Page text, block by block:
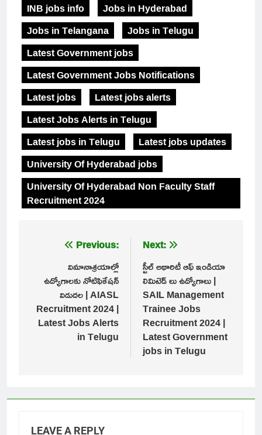
INB jobs info
Jobs in Hyderabad
Jobs in Telangana
Jobs in Telugu
Latest Government jobs
Latest Government Jobs Notifications
Latest jobs
Latest jobs alerts
Latest Jobs Alerts in Telugu
Latest jobs in Telugu
Latest jobs updates
University Of Hyderabad jobs
University Of Hyderabad Non Faculty Staff
Recruitment 2024
navigation
Previous:
విమానాశ్రయాల్లో
ఉద్యోగాలకు నోటిఫికేషన్
విడుదల | AIASL
Recruitment 2024 |
Latest Jobs Alerts
in Telugu
Next:
స్టీల్ అథారిటీ ఆఫ్ ఇండియా
లిమిటెడ్ లు ఉద్యోగాలు |
SAIL Management
Trainee Jobs
Recruitment 2024 |
Latest Government
jobs in Telugu
LEAVE A REPLY